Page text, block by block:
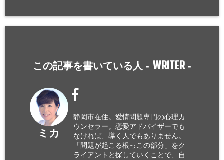
この記事を書いている人 - WRITER-
ミカ
静岡市在住。愛情問題専門の心理カ
ウンセラー。恋愛アドバイザーでも
なければ、導く人でもありません。
「問題が起こる根っこの部分」をク
ライアントと探していくことで、自